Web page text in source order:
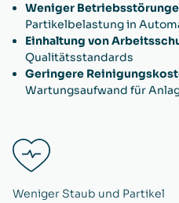
Weniger
Partikelbelastung in
Einhaltung von
Qualitätsstandards
Geringere
Wartungsaufwand für
Weniger Staub und Partikel